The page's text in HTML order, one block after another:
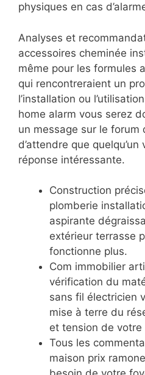
physiques en cas
Analyses et
accessoires cheminée
même pour les formules
qui rencontreraient un
l’installation ou
home alarm vous serez
un message sur le forum
d’attendre que
réponse intéressante.
Construction
plomberie
aspirante
extérieur terrasse
fonctionne plus.
Com immobilier
vérification du
sans fil électricien
mise à terre du
et tension de
Tous les
maison prix